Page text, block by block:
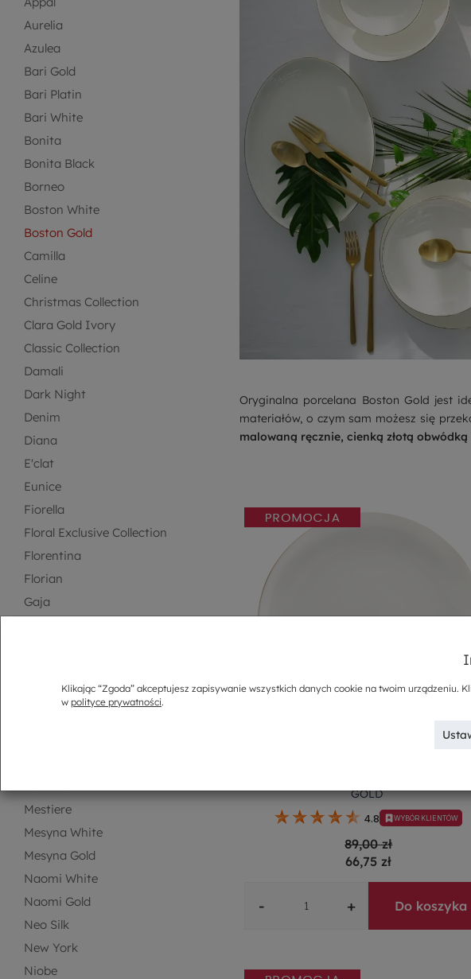
Oryginalna porcelana Boston Gold jest
materiałów, o czym sam możesz się
malowaną ręcznie, cienką złotą obwódką
GOLD
4.8 WYBÓR KLIENTÓW
89,00 zł
66,75 zł
- + Do koszyka
Aurelia
Azulea
Bari Gold
Bari Platin
Bari White
Bonita
Bonita Black
Borneo
Boston White
Boston Gold
Camilla
Celine
Christmas Collection
Clara Gold Ivory
Classic Collection
Damali
Dark Night
Denim
Diana
E'clat
Eunice
Fiorella
Floral Exclusive Collection
Florentina
Florian
Gaja
Limonetti
Mestiere
Mesyna White
Mesyna Gold
Naomi White
Naomi Gold
Neo Silk
New York
Niobe
Klikając “Zgoda” akceptujesz zapisywanie wszystkich danych cookie na twoim
w polityce prywatności.